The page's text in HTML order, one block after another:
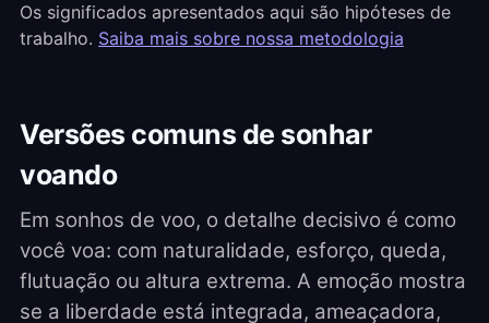
Os significados apresentados aqui são hipóteses de
trabalho. Saiba mais sobre nossa metodologia
Versões comuns de sonhar
voando
Em sonhos de voo, o detalhe decisivo é como
você voa: com naturalidade, esforço, queda,
flutuação ou altura extrema. A emoção mostra
se a liberdade está integrada, ameaçadora,